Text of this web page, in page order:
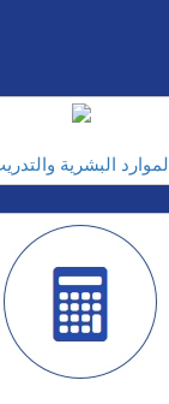
الموارد البشرية